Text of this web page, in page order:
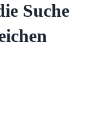
Suche